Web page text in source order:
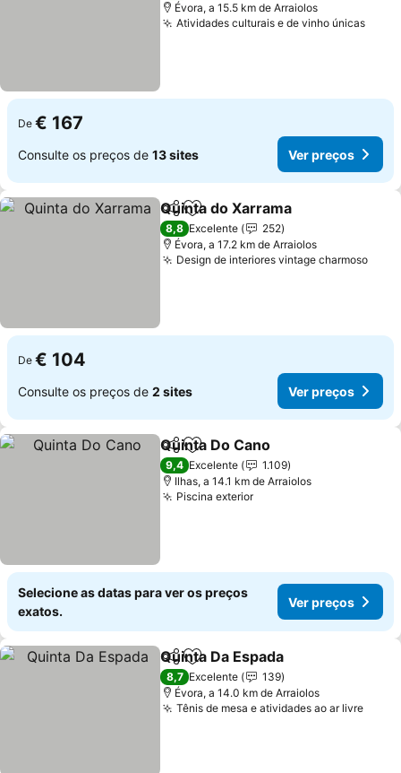
Évora, a 15.5 km de Arraiolos
Atividades culturais e de vinho únicasVer
De € 167
Consulte os preços de 13 sites Ver preços
PartilharAdicionar aos favoritos
Quinta do Xarrama
8,8 Excelente
252
Évora, a 17.2 km de Arraiolos
Design de interiores vintage charmosoVer
De € 104
Consulte os preços de 2 sites Ver preços
PartilharAdicionar aos favoritos
Quinta Do Cano
9,4 Excelente
1.109
Ilhas, a 14.1 km de Arraiolos
Piscina exteriorVer preços
Selecione as datas para ver os preços
exatos.
Ver preços
PartilharAdicionar aos favoritos
Quinta Da Espada
8,7 Excelente
139
Évora, a 14.0 km de Arraiolos
Tênis de mesa e atividades ao ar livreVer